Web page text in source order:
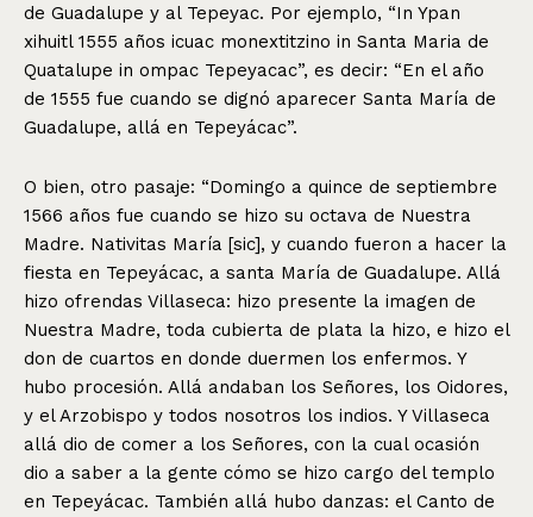
de Guadalupe y al Tepeyac. Por ejemplo, “In Ypan
xihuitl 1555 años icuac monextitzino in Santa Maria de
Quatalupe in ompac Tepeyacac”, es decir: “En el año
de 1555 fue cuando se dignó aparecer Santa María de
Guadalupe, allá en Tepeyácac”.
O bien, otro pasaje: “Domingo a quince de septiembre
1566 años fue cuando se hizo su octava de Nuestra
Madre. Nativitas María [sic], y cuando fueron a hacer la
fiesta en Tepeyácac, a santa María de Guadalupe. Allá
hizo ofrendas Villaseca: hizo presente la imagen de
Nuestra Madre, toda cubierta de plata la hizo, e hizo el
don de cuartos en donde duermen los enfermos. Y
hubo procesión. Allá andaban los Señores, los Oidores,
y el Arzobispo y todos nosotros los indios. Y Villaseca
allá dio de comer a los Señores, con la cual ocasión
dio a saber a la gente cómo se hizo cargo del templo
en Tepeyácac. También allá hubo danzas: el Canto de